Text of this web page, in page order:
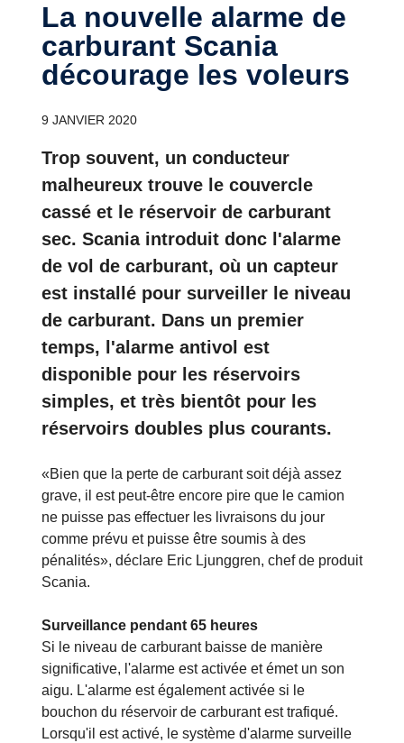
La nouvelle alarme de
carburant Scania
décourage les voleurs
9 JANVIER 2020
Trop souvent, un conducteur
malheureux trouve le couvercle
cassé et le réservoir de carburant
sec. Scania introduit donc l'alarme
de vol de carburant, où un capteur
est installé pour surveiller le niveau
de carburant. Dans un premier
temps, l'alarme antivol est
disponible pour les réservoirs
simples, et très bientôt pour les
réservoirs doubles plus courants.
«Bien que la perte de carburant soit déjà assez
grave, il est peut-être encore pire que le camion
ne puisse pas effectuer les livraisons du jour
comme prévu et puisse être soumis à des
pénalités», déclare Eric Ljunggren, chef de produit
Scania.
Surveillance pendant 65 heures
Si le niveau de carburant baisse de manière
significative, l'alarme est activée et émet un son
aigu. L'alarme est également activée si le
bouchon du réservoir de carburant est trafiqué.
Lorsqu'il est activé, le système d'alarme surveille